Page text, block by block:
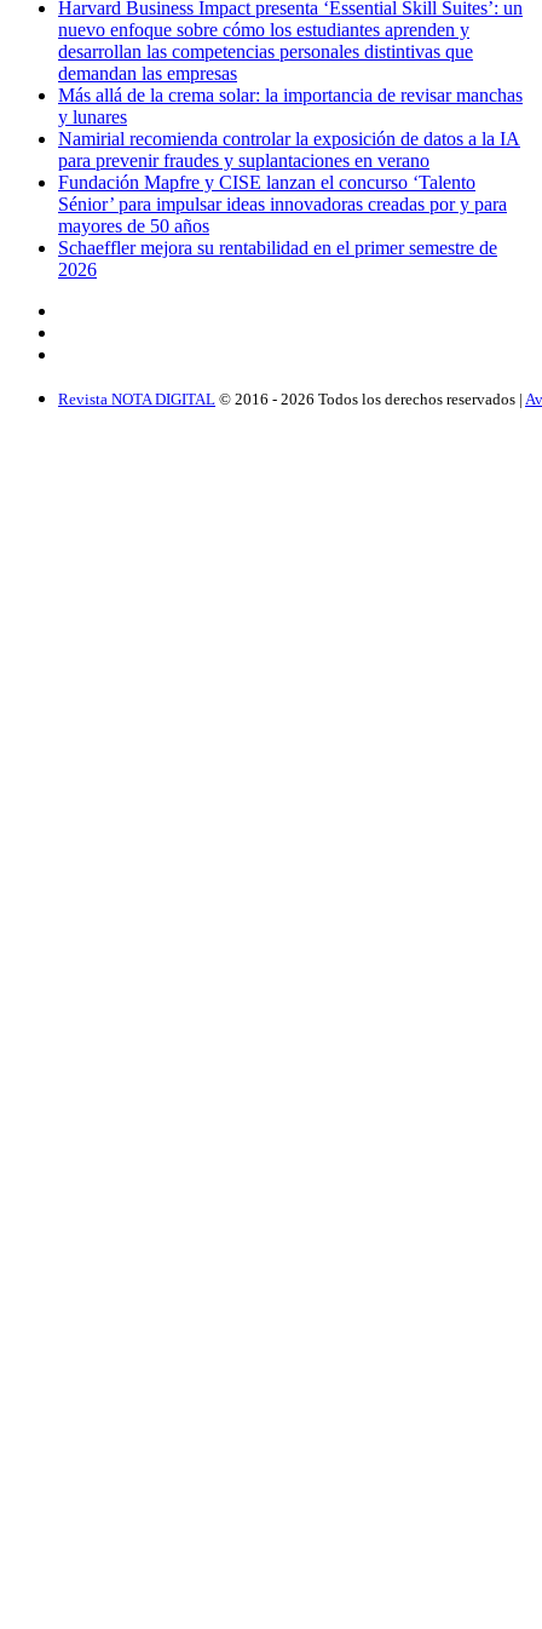
Harvard Business Impact presenta ‘Essential Skill Suites’: un
nuevo enfoque sobre cómo los estudiantes aprenden y
desarrollan las competencias personales distintivas que
demandan las empresas
Más allá de la crema solar: la importancia de revisar manchas
y lunares
Namirial recomienda controlar la exposición de datos a la IA
para prevenir fraudes y suplantaciones en verano
Fundación Mapfre y CISE lanzan el concurso ‘Talento
Sénior’ para impulsar ideas innovadoras creadas por y para
mayores de 50 años
Schaeffler mejora su rentabilidad en el primer semestre de
2026
Revista NOTA DIGITAL © 2016 - 2026 Todos los derechos reservados |